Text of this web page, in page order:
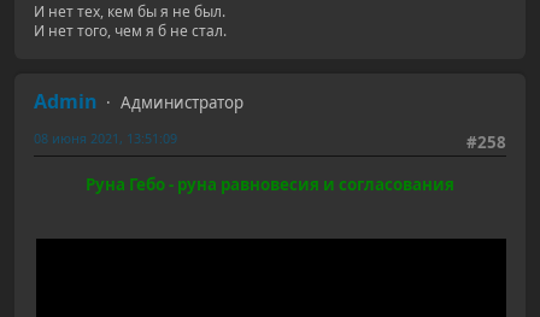
И нет тех, кем бы я не был.
И нет того, чем я б не стал.
Admin
Администратор
#258
08 июня 2021, 13:51:09
Руна Гебо - руна равновесия и согласования